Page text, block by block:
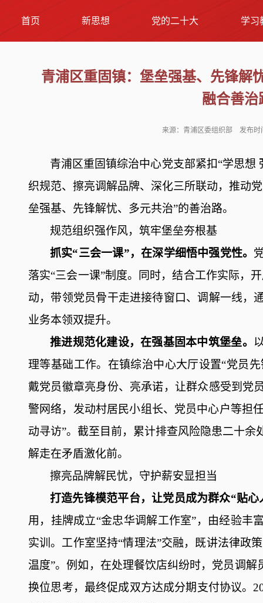
首页 新思想 党的二十大 学习
青浦区重固镇：堡垒强基、先锋解
融合善治
来源：青浦区委组织部 发布时
青浦区重固镇综治中心党支部紧扣“学思想
织规范、擦亮调解品牌、深化三所联动，推动
垒强基、先锋解忧、多元共治”的善治路。
规范组织强作风， 筑牢堡垒夯根基
抓实“三会一课”，在深学细悟中强党性。
落实“三会一课”制度。
同时，结合工作实际，
动，带领党员骨干走进接待窗口、调解一线，
业务本领双提升。
推进规范化建设，在强基固本中筑堡垒。
理等基础工作。在镇综治中心大厅设置“党员
戴党员徽章亮身份、亮承诺，让群众感受到党
警网络，发动村居民小组长、党员中心户等担
动寻访”。 截至目前，累计排查风险隐患二十余
解走在矛盾激化前。
擦亮品牌解民忧， 守护薪安显担当
打造先锋模范平台，让党员成为群众“贴心
用，挂牌成立“金忠华调解工作室”，由经验丰
实训。工作室坚持“情理法”交融，既讲法律政
温度”。例如 ，在处理餐饮店纠纷时，党员调解
换位思考，最终促成双方达成分期支付协议。